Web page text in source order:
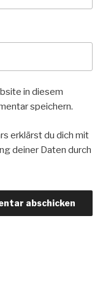
in diesem
speichern.
erklärst du dich mit
deiner Daten durch